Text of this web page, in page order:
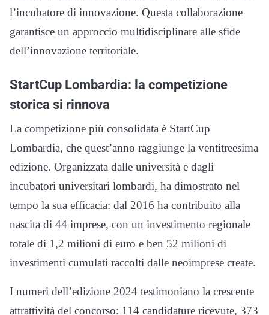
l’incubatore di innovazione. Questa collaborazione
garantisce un approccio multidisciplinare alle sfide
dell’innovazione territoriale.
StartCup Lombardia: la competizione
storica si rinnova
La competizione più consolidata è StartCup
Lombardia, che quest’anno raggiunge la ventitreesima
edizione. Organizzata dalle università e dagli
incubatori universitari lombardi, ha dimostrato nel
tempo la sua efficacia: dal 2016 ha contribuito alla
nascita di 44 imprese, con un investimento regionale
totale di 1,2 milioni di euro e ben 52 milioni di
investimenti cumulati raccolti dalle neoimprese create.
I numeri dell’edizione 2024 testimoniano la crescente
attrattività del concorso: 114 candidature ricevute, 373